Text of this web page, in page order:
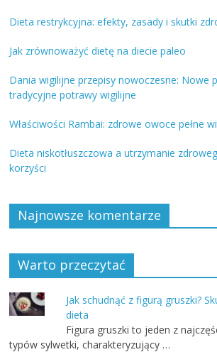
Dieta restrykcyjna: efekty, zasady i skutki
Jak zrównoważyć dietę na diecie paleo
Dania wigilijne przepisy nowoczesne: Nowe
tradycyjne potrawy wigilijne
Właściwości Rambai: zdrowe owoce pełne
Dieta niskotłuszczowa a utrzymanie
korzyści
Najnowsze komentarze
Warto przeczytać
Jak schudnąć z figurą gruszki?
dieta
Figura gruszki to jeden z
typów sylwetki, charakteryzujący …